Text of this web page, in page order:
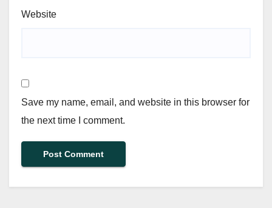
Website
Save my name, email, and website in this browser for
the next time I comment.